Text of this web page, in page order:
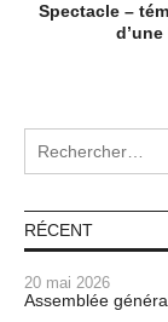
Spectacle –
RÉCENT
20 mai 2026
Assemblée